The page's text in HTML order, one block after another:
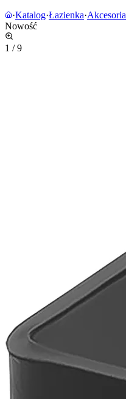
·Katalog·Łazienka·Akcesoria
Nowość
1 /9